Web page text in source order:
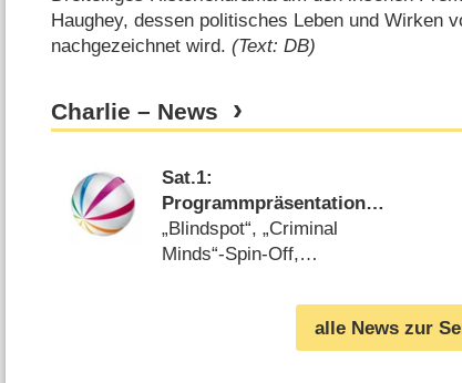
Haughey, dessen politisches Leben und Wirken
nachgezeichnet wird.(Text: DB)
Charlie – News
Sat.1:
Programmpräsentation
2016/​17
„Blindspot“, „Criminal
Minds“-Spin-Off,
13.07.2016)
alle News zur